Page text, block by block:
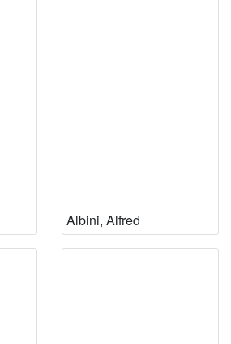
Albini, Alfred